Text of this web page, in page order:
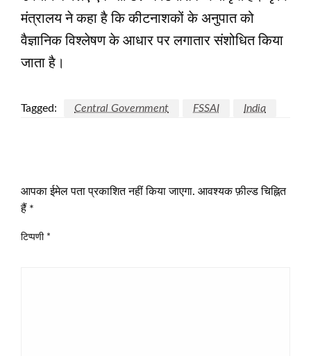
मंत्रालय ने कहा है कि कीटनाशकों के अनुपात को
वैज्ञानिक विश्लेषण के आधार पर लगातार संशोधित किया
जाता है।
Tagged: Central Government FSSAI India
आपका ईमेल पता प्रकाशित नहीं किया जाएगा. आवश्यक फ़ील्ड चिह्नित
हैं *
टिप्पणी *